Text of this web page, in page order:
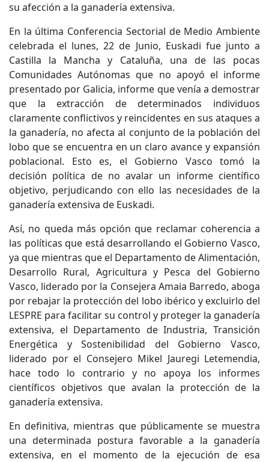
su afección a la ganadería extensiva.
En la última Conferencia Sectorial de Medio Ambiente
celebrada el lunes, 22 de Junio, Euskadi fue junto a
Castilla la Mancha y Cataluña, una de las pocas
Comunidades Autónomas que no apoyó el informe
presentado por Galicia, informe que venía a demostrar
que la extracción de determinados individuos
claramente conflictivos y reincidentes en sus ataques a
la ganadería, no afecta al conjunto de la población del
lobo que se encuentra en un claro avance y expansión
poblacional. Esto es, el Gobierno Vasco tomó la
decisión política de no avalar un informe científico
objetivo, perjudicando con ello las necesidades de la
ganadería extensiva de Euskadi.
Así, no queda más opción que reclamar coherencia a
las políticas que está desarrollando el Gobierno Vasco,
ya que mientras que el Departamento de Alimentación,
Desarrollo Rural, Agricultura y Pesca del Gobierno
Vasco, liderado por la Consejera Amaia Barredo, aboga
por rebajar la protección del lobo ibérico y excluirlo del
LESPRE para facilitar su control y proteger la ganadería
extensiva, el Departamento de Industria, Transición
Energética y Sostenibilidad del Gobierno Vasco,
liderado por el Consejero Mikel Jauregi Letemendia,
hace todo lo contrario y no apoya los informes
científicos objetivos que avalan la protección de la
ganadería extensiva.
En definitiva, mientras que públicamente se muestra
una determinada postura favorable a la ganadería
extensiva, en el momento de la ejecución de esa